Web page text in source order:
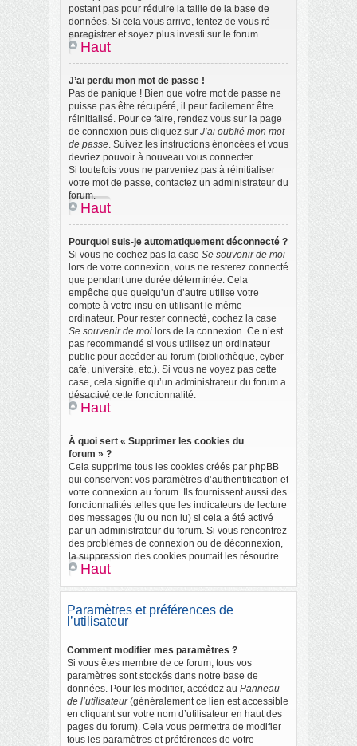
postant pas pour réduire la taille de la base de
données. Si cela vous arrive, tentez de vous ré-
enregistrer et soyez plus investi sur le forum.
Haut
J’ai perdu mon mot de passe !
Pas de panique ! Bien que votre mot de passe ne
puisse pas être récupéré, il peut facilement être
réinitialisé. Pour ce faire, rendez vous sur la page
de connexion puis cliquez sur J’ai oublié mon mot
de passe. Suivez les instructions énoncées et vous
devriez pouvoir à nouveau vous connecter.
Si toutefois vous ne parveniez pas à réinitialiser
votre mot de passe, contactez un administrateur du
forum.
Haut
Pourquoi suis-je automatiquement déconnecté ?
Si vous ne cochez pas la case Se souvenir de moi
lors de votre connexion, vous ne resterez connecté
que pendant une durée déterminée. Cela
empêche que quelqu’un d’autre utilise votre
compte à votre insu en utilisant le même
ordinateur. Pour rester connecté, cochez la case
Se souvenir de moi lors de la connexion. Ce n’est
pas recommandé si vous utilisez un ordinateur
public pour accéder au forum (bibliothèque, cyber-
café, université, etc.). Si vous ne voyez pas cette
case, cela signifie qu’un administrateur du forum a
désactivé cette fonctionnalité.
Haut
À quoi sert « Supprimer les cookies du
forum » ?
Cela supprime tous les cookies créés par phpBB
qui conservent vos paramètres d’authentification et
votre connexion au forum. Ils fournissent aussi des
fonctionnalités telles que les indicateurs de lecture
des messages (lu ou non lu) si cela a été activé
par un administrateur du forum. Si vous rencontrez
des problèmes de connexion ou de déconnexion,
la suppression des cookies pourrait les résoudre.
Haut
Paramètres et préférences de
l’utilisateur
Comment modifier mes paramètres ?
Si vous êtes membre de ce forum, tous vos
paramètres sont stockés dans notre base de
données. Pour les modifier, accédez au Panneau
de l’utilisateur(généralement ce lien est accessible
en cliquant sur votre nom d’utilisateur en haut des
pages du forum). Cela vous permettra de modifier
tous les paramètres et préférences de votre